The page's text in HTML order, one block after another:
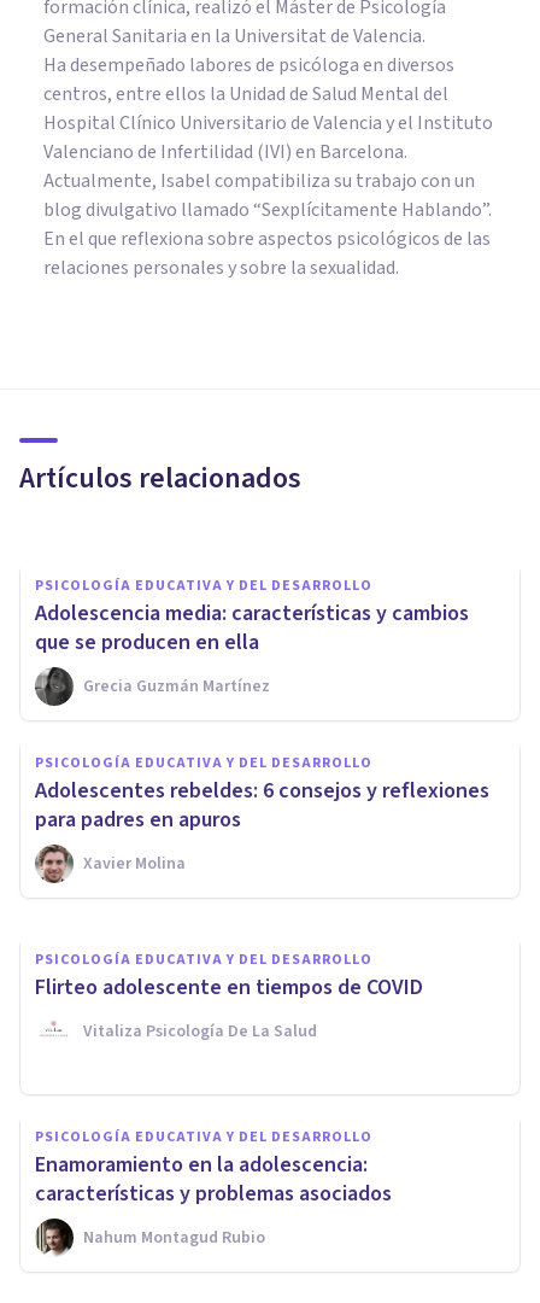
formación clínica, realizó el Máster de Psicología
General Sanitaria en la Universitat de Valencia.
Ha desempeñado labores de psicóloga en diversos
centros, entre ellos la Unidad de Salud Mental del
Hospital Clínico Universitario de Valencia y el Instituto
Valenciano de Infertilidad (IVI) en Barcelona.
Actualmente, Isabel compatibiliza su trabajo con un
blog divulgativo llamado “Sexplícitamente Hablando”.
En el que reflexiona sobre aspectos psicológicos de las
relaciones personales y sobre la sexualidad.
Artículos relacionados
adolescentes homosexuales
PSICOLOGÍA EDUCATIVA Y DEL DESARROLLO
Adolescencia media: características y cambios
que se producen en ella
Grecia Guzmán Martínez
PSICOLOGÍA EDUCATIVA Y DEL DESARROLLO
Adolescentes rebeldes: 6 consejos y reflexiones
para padres en apuros
Xavier Molina
PSICOLOGÍA EDUCATIVA Y DEL DESARROLLO
Las 3 etapas de la adolescencia
Arturo Torres
PSICOLOGÍA EDUCATIVA Y DEL DESARROLLO
Flirteo adolescente en tiempos de COVID
Vitaliza Psicología De La Salud
PSICOLOGÍA EDUCATIVA Y DEL DESARROLLO
Enamoramiento en la adolescencia:
características y problemas asociados
Nahum Montagud Rubio